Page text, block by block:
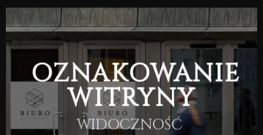
OZNAKOWANIE
WITRYNY
WIDOCZNOŚĆ